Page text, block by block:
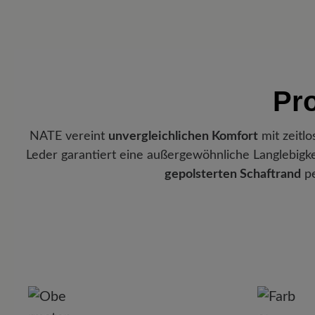
NATE vereint unvergleichlichen Komfort mit
Leder garantiert eine außergewöhnliche
gepolsterten Schaftrand